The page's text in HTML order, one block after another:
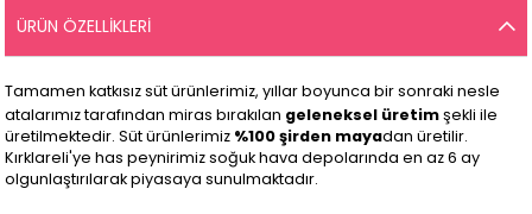
ÜRÜN ÖZELLIKLERI
Tamamen katkısız süt ürünlerimiz, yıllar boyunca bir sonraki nesle
atalarımız tarafından miras bırakılan geleneksel üretimşekli ile
üretilmektedir. Süt ürünlerimiz %100 şirden mayadan üretilir.
Kırklareli'ye has peynirimiz soğuk hava depolarında en az 6 ay
olgunlaştırılarak piyasaya sunulmaktadır.